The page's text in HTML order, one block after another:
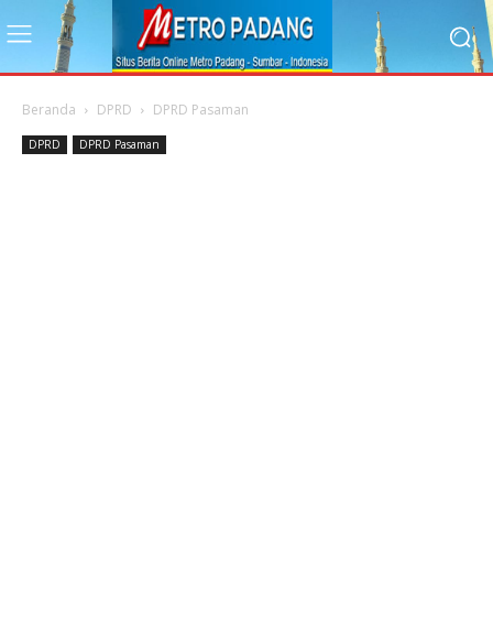
Beranda DPRD DPRD Pasaman
DPRD DPRD Pasaman